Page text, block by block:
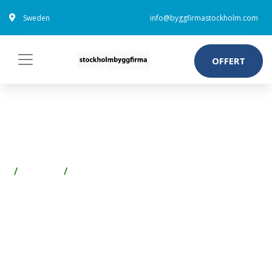
Sweden info@byggfirmastockholm.com
OFFERT